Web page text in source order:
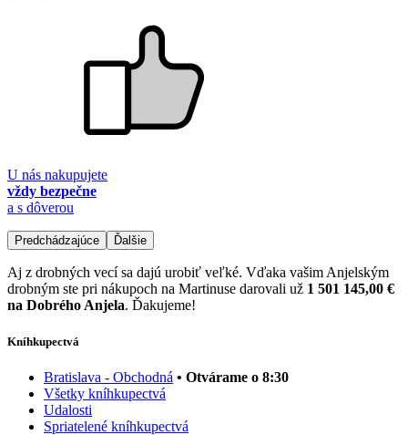
U nás nakupujete
vždy bezpečne
a s dôverou
Predchádzajúce Ďalšie
Aj z drobných vecí sa dajú urobiť veľké. Vďaka vašim Anjelským
drobným ste pri nákupoch na Martinuse darovali už 1 501 145,00 €
na Dobrého Anjela. Ďakujeme!
Kníhkupectvá
Bratislava - Obchodná • Otvárame o 8:30
Všetky kníhkupectvá
Udalosti
Spriatelené kníhkupectvá